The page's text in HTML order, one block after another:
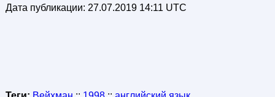
Дата публикации: 27.07.2019 14:11 UTC